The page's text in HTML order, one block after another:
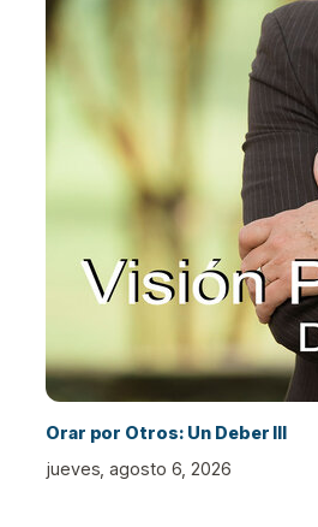
Orar por Otros: Un Deber III
jueves, agosto 6, 2026